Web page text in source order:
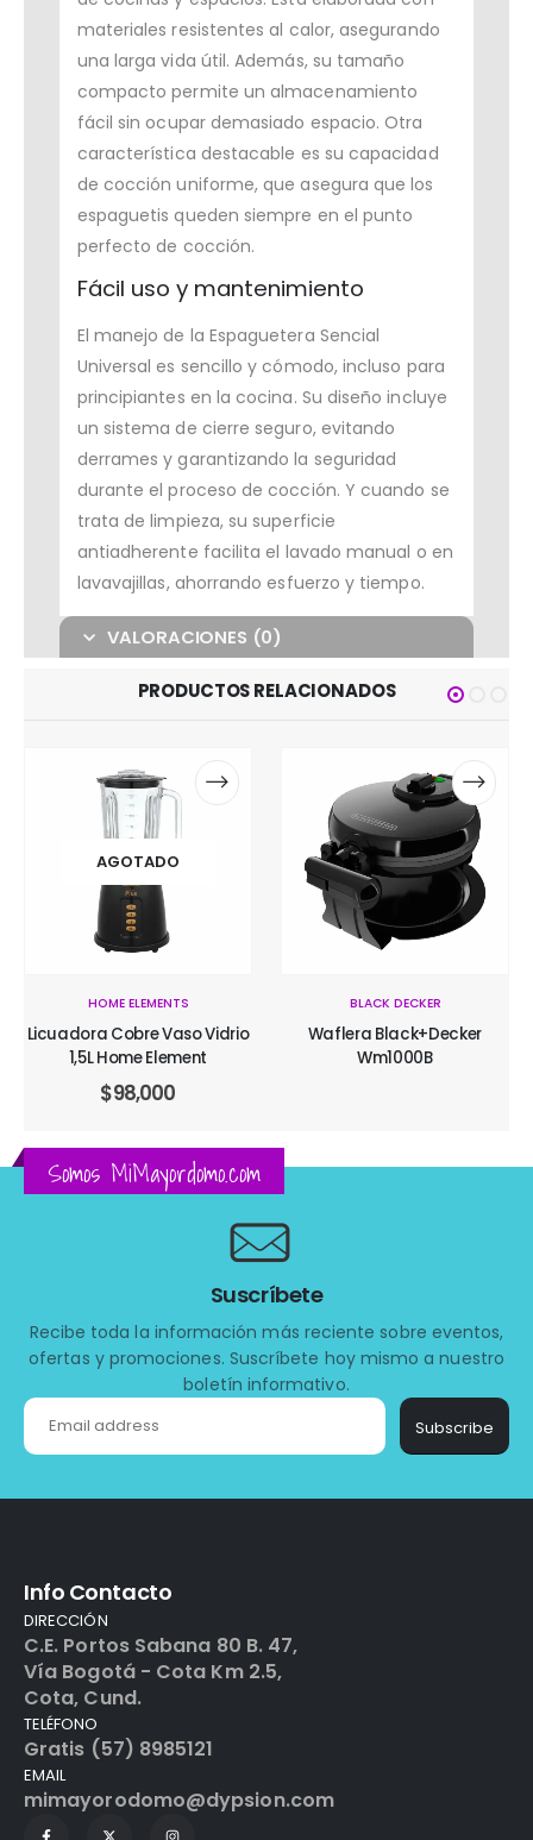
materiales resistentes al calor, asegurando
una larga vida útil. Además, su tamaño
compacto permite un almacenamiento
fácil sin ocupar demasiado espacio. Otra
característica destacable es su capacidad
de cocción uniforme, que asegura que los
espaguetis queden siempre en el punto
perfecto de cocción.
Fácil uso y mantenimiento
El manejo de la Espaguetera Sencial
Universal es sencillo y cómodo, incluso para
principiantes en la cocina. Su diseño incluye
un sistema de cierre seguro, evitando
derrames y garantizando la seguridad
durante el proceso de cocción. Y cuando se
trata de limpieza, su superficie
antiadherente facilita el lavado manual o en
lavavajillas, ahorrando esfuerzo y tiempo.
VALORACIONES (0)
PRODUCTOS RELACIONADOS
BLACK DECKER
Waflera Black+Decker
Wm1000B
AGOTADO
VISIVO
Tv Led Visivo Smart 40"
Hd4042Slt
Somos MiMayordomo.com
Suscríbete
Recibe toda la información más reciente sobre eventos,
ofertas y promociones. Suscríbete hoy mismo a nuestro
boletín informativo.
Subscribe
Info Contacto
DIRECCIÓN
C.E. Portos Sabana 80 B. 47,
Vía Bogotá - Cota Km 2.5,
Cota, Cund.
TELÉFONO
Gratis (57) 8985121
EMAIL
mimayorodomo@dypsion.com